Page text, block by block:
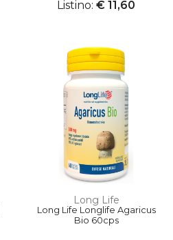
Listino: € 11,60
Long Life
Long Life Longlife Agaricus
Bio 60cps